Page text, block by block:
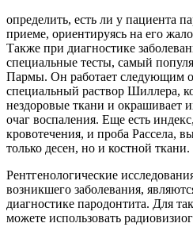
определить, есть ли у пациента
приеме, ориентируясь на его
Также при диагностике
специальные тесты, самый
Пармы. Он работает следующим
специальный раствор Шиллера,
нездоровые ткани и окрашивает
очаг воспаления. Еще есть
кровотечения, и проба Рассела,
только десен, но и костной ткани.
Рентгенологические
возникшего заболевания,
диагностике пародонтита. Для
можете использовать